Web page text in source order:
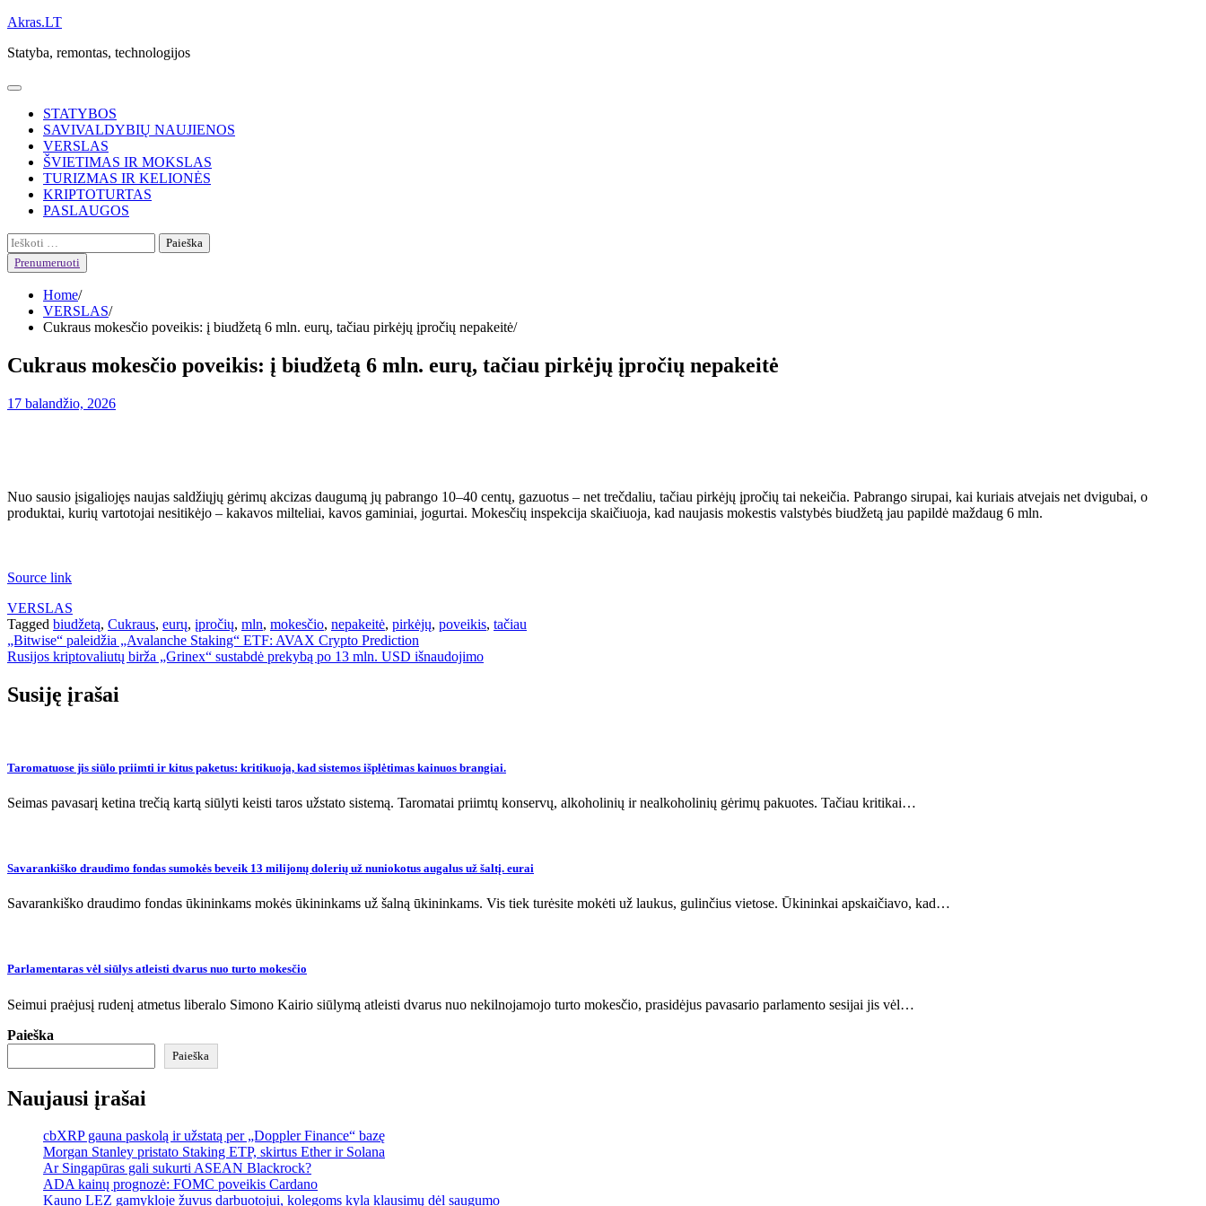
Skip
content
Akras.LT
Statyba, remontas, technologijos
STATYBOS
SAVIVALDYBIŲ NAUJIENOS
VERSLAS
ŠVIETIMAS IR MOKSLAS
TURIZMAS IR KELIONĖS
KRIPTOTURTAS
PASLAUGOS
Ieškoti:
Prenumeruoti
Home
VERSLAS
Cukraus mokesčio poveikis: į biudžetą 6 mln. eurų, tačiau pirkėjų įpročių nepakeitė
Cukraus mokesčio poveikis: į biudžetą 6 mln. eurų, tačiau pirkėjų įpročių nepakeitė
17 balandžio, 2026
Nuo sausio įsigaliojęs naujas saldžiųjų gėrimų akcizas daugumą jų pabrango 10–40 centų, gazuotus – net trečdaliu, tačiau pirkėjų įpročių tai nekeičia. Pabrango sirupai, kai kuriais atvejais net dvigubai, o
produktai, kurių vartotojai nesitikėjo – kakavos milteliai, kavos gaminiai, jogurtai. Mokesčių inspekcija skaičiuoja, kad naujasis mokestis valstybės biudžetą jau papildė maždaug 6 mln.
Source link
VERSLAS
Tagged biudžetą, Cukraus, eurų, įpročių, mln, mokesčio, nepakeitė, pirkėjų, poveikis, tačiau
Navigacija
tarp
įrašų
„Bitwise“ paleidžia „Avalanche Staking“ ETF: AVAX Crypto Prediction
Rusijos kriptovaliutų birža „Grinex“ sustabdė prekybą po 13 mln. USD išnaudojimo
Susiję įrašai
Taromatuose jis siūlo priimti ir kitus paketus: kritikuoja, kad sistemos išplėtimas kainuos brangiai.
Seimas pavasarį ketina trečią kartą siūlyti keisti taros užstato sistemą. Taromatai priimtų konservų, alkoholinių ir nealkoholinių gėrimų pakuotes. Tačiau kritikai…
Savarankiško draudimo fondas sumokės beveik 13 milijonų dolerių už nuniokotus augalus už šaltį. eurai
Savarankiško draudimo fondas ūkininkams mokės ūkininkams už šalną ūkininkams. Vis tiek turėsite mokėti už laukus, gulinčius vietose. Ūkininkai apskaičiavo, kad…
Parlamentaras vėl siūlys atleisti dvarus nuo turto mokesčio
Seimui praėjusį rudenį atmetus liberalo Simono Kairio siūlymą atleisti dvarus nuo nekilnojamojo turto mokesčio, prasidėjus pavasario parlamento sesijai jis vėl…
Paieška
Paieška
Naujausi įrašai
cbXRP gauna paskolą ir užstatą per „Doppler Finance“ bazę
Morgan Stanley pristato Staking ETP, skirtus Ether ir Solana
Ar Singapūras gali sukurti ASEAN Blackrock?
ADA kainų prognozė: FOMC poveikis Cardano
Kauno LEZ gamykloje žuvus darbuotojui, kolegoms kyla klausimų dėl saugumo